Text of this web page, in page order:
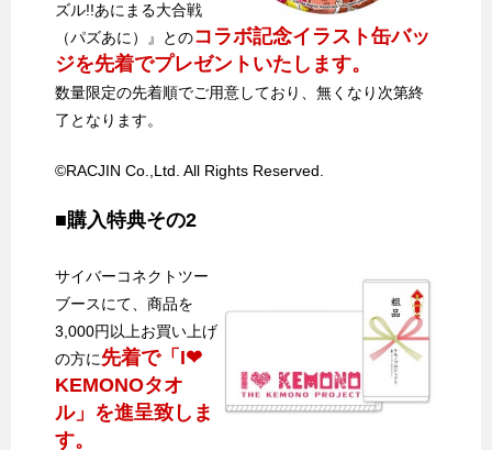
ズル!!あにまる大合戦
（パズあに）』とのコラボ記念イラスト缶バッ
ジを先着でプレゼントいたします。
数量限定の先着順でご用意しており、無くなり次第終
了となります。
©RACJIN Co.,Ltd. All Rights Reserved.
■購入特典その2
サイバーコネクトツー
ブースにて、商品を
3,000円以上お買い上げ
の方に先着で「I❤
KEMONOタオ
ル」を進呈致しま
す。